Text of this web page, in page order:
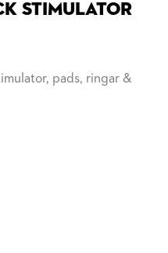
STIMULATOR
pads, ringar &